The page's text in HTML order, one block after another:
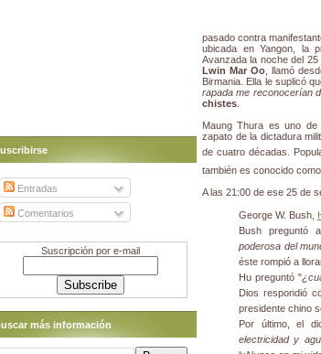
pasado contra
ubicada en Yangon, la
Avanzada la noche del
Lwin Mar Oo , llamó
Birmania. Ella le suplicó
rapada me reconocerían
chistes
Maung Thura es uno de
zapato de la dictadura
de cuatro décadas.
también es conocido como
A las 21:00 de ese 25 de
George W. Bush,
Bush preguntó
poderosa del
éste rompió a
Hu preguntó "
Dios respondió
presidente chino
Por último, el
electricidad y
Entradas
Comentarios
Suscripción por e-mail
más información